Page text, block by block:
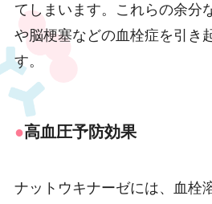
てしまいます。これらの余分
や脳梗塞などの血栓症を引き
す。
●高血圧予防効果
ナットウキナーゼには、血栓